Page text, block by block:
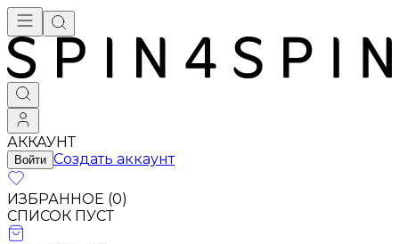
АККАУНТ
Войти Создать аккаунт
ИЗБРАННОЕ (0)
СПИСОК ПУСТ